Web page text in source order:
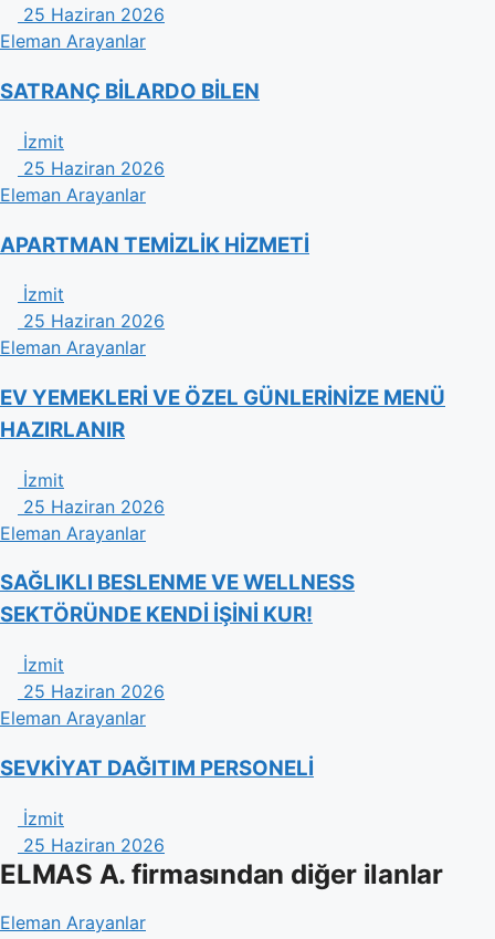
25 Haziran 2026
Eleman Arayanlar
SATRANÇ BİLARDO BİLEN
İzmit
25 Haziran 2026
Eleman Arayanlar
APARTMAN TEMİZLİK HİZMETİ
İzmit
25 Haziran 2026
Eleman Arayanlar
EV YEMEKLERİ VE ÖZEL GÜNLERİNİZE MENÜ
HAZIRLANIR
İzmit
25 Haziran 2026
Eleman Arayanlar
​SAĞLIKLI BESLENME VE WELLNESS
SEKTÖRÜNDE KENDİ İŞİNİ KUR!
İzmit
25 Haziran 2026
Eleman Arayanlar
SEVKİYAT DAĞITIM PERSONELİ
İzmit
25 Haziran 2026
ELMAS A. firmasından diğer ilanlar
Eleman Arayanlar